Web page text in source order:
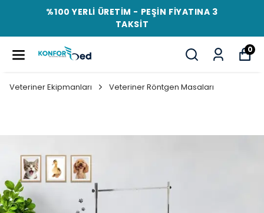
%100 YERLİ ÜRETİM - PEŞİN FİYATINA 3
TAKSİT
0
Veteriner Ekipmanları Veteriner Röntgen Masaları